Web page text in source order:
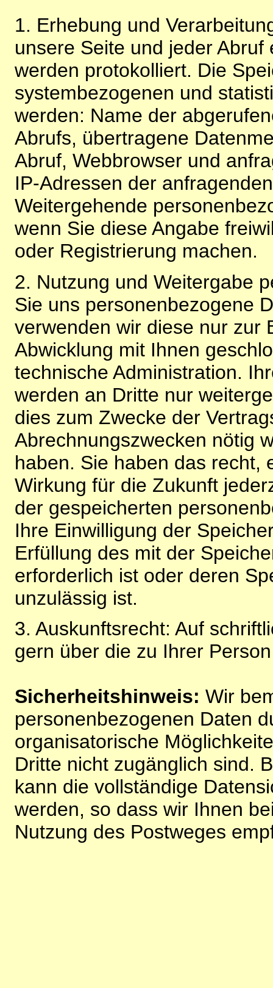
1. Erhebung und
unsere Seite und jeder
werden protokolliert. Die
systembezogenen und
werden: Name der
Abrufs, übertragene
Abruf, Webbrowser und
IP-Adressen der
Weitergehende
wenn Sie diese Angabe
oder Registrierung machen.
2. Nutzung und Weitergabe
Sie uns personenbezogene
verwenden wir diese nur zur
Abwicklung mit Ihnen
technische Administration.
werden an Dritte nur
dies zum Zwecke der
Abrechnungszwecken nötig
haben. Sie haben das recht,
Wirkung für die Zukunft
der gespeicherten
Ihre Einwilligung der
Erfüllung des mit der
erforderlich ist oder deren
unzulässig ist.
3. Auskunftsrecht: Auf
gern über die zu Ihrer
Sicherheitshinweis: Wir
personenbezogenen Daten
organisatorische
Dritte nicht zugänglich sind.
kann die vollständige
werden, so dass wir Ihnen
Nutzung des Postweges